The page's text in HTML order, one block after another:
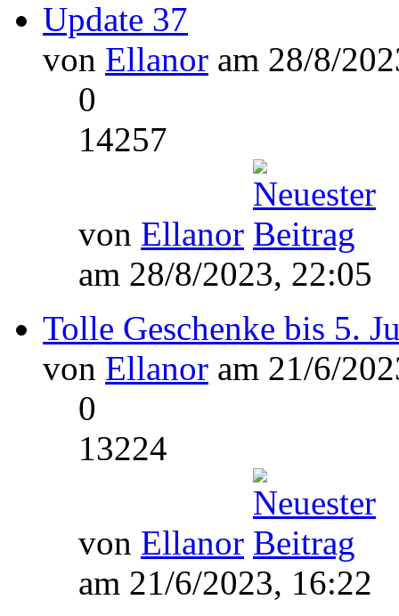
Update 37
von Ellanor am 28/8/
0
14257
von Ellanor
am 28/8/2023, 22:05
Tolle Geschenke bis 5.
von Ellanor am 21/6/
0
13224
von Ellanor
am 21/6/2023, 16:22